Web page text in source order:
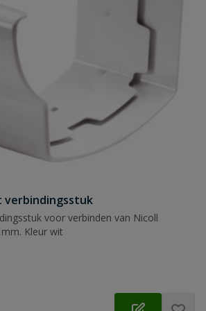
verbindingsstuk
voor verbinden van Nicoll
Kleur wit